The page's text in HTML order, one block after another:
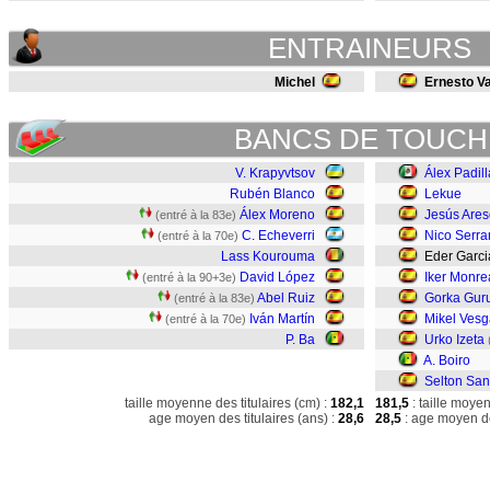
ENTRAINEURS
Michel Ernesto
BANCS DE
V. Krapyvtsov
Rubén Blanco
(entré à la 83e) Álex Moreno
(entré à la 70e) C. Echeverri
Lass Kourouma
(entré à la 90+3e) David López
(entré à la 83e) Abel Ruiz
(entré à la 70e) Iván Martín
P. Ba
Álex
Lekue
Jesús
Nico
Eder
Iker
Gorka
Mikel
Urko Izeta
A. Boiro
Selton
taille moyenne des titulaires (cm) : 182,1
age moyen des titulaires (ans) : 28,6
181,5 : taille
28,5 : age moyen